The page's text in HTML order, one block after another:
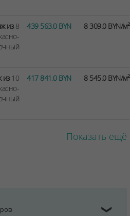
из8
439 563.0 BYN 8 309.0 BYN/м²
из10
417 841.0 BYN 8 545.0 BYN/м²
Показать ещё
❯